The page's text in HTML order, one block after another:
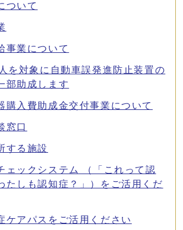
ついて
事業について
を対象に自動車誤発進防止装置の
部助成します
購入費助成金交付事業について
窓口
する施設
ェックシステム （「これって認
たしも認知症？」）をご活用くだ
ケアパスをご活用ください